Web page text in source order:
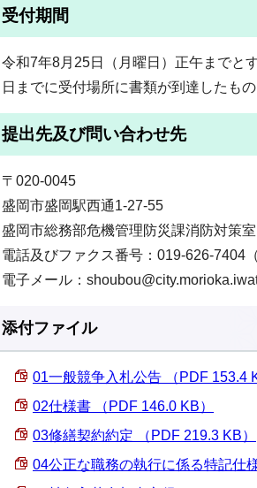
受付期間
令和7年8月25日（月曜日）正午までと
日までに受付場所に書類が到達したもの
提出先及び問い合わせ先
〒020-0045
盛岡市盛岡駅西通1-27-55
盛岡市総務部危機管理防災課消防対策室
電話及びファクス番号：019-626-7404
電子メール：
添付ファイル
01一般競争入札公告 （PDF 153.4
02仕様書 （PDF 146.0 KB）
03修繕契約約定 （PDF 219.3 KB）
04公正な職務の執行に係る特記仕